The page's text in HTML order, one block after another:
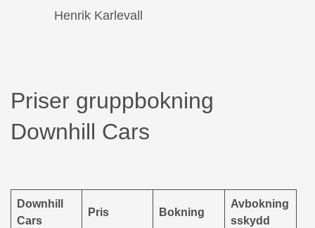
Henrik Karlevall
Priser gruppbokning
Downhill Cars
Downhill
Cars
Pris Bokning
Avbokning
sskydd